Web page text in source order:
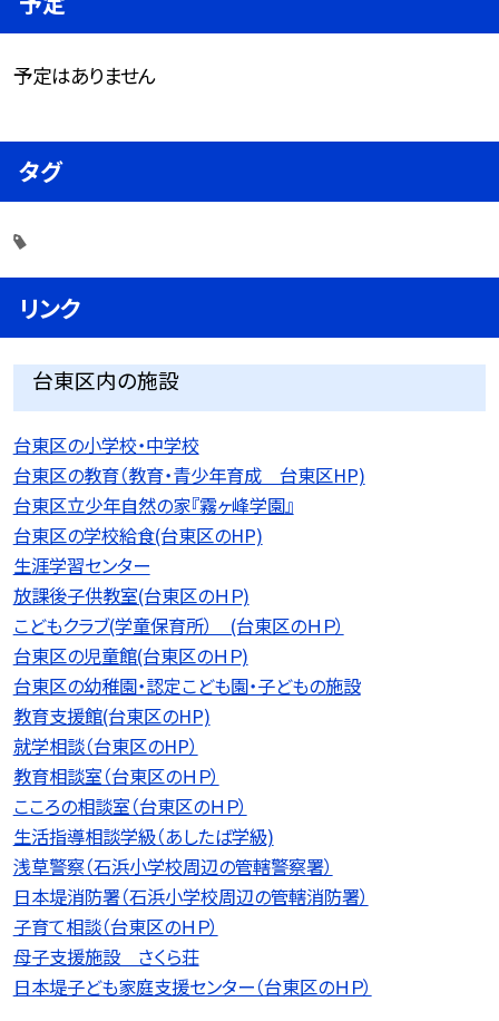
予定はありません
タグ
リンク
台東区内の施設
台東区の小学校・中学校
台東区の教育（教育・青少年育成 台東区HP)
台東区立少年自然の家『霧ヶ峰学園』
台東区の学校給食(台東区のHP)
生涯学習センター
放課後子供教室(台東区のＨＰ)
こどもクラブ(学童保育所） (台東区のＨＰ）
台東区の児童館(台東区のＨＰ)
台東区の幼稚園・認定こども園・子どもの施設
教育支援館(台東区のHP)
就学相談（台東区のHP）
教育相談室（台東区のＨＰ）
こころの相談室（台東区のＨＰ）
生活指導相談学級（あしたば学級)
浅草警察（石浜小学校周辺の管轄警察署）
日本堤消防署（石浜小学校周辺の管轄消防署）
子育て相談（台東区のＨＰ）
母子支援施設 さくら荘
日本堤子ども家庭支援センター（台東区のＨＰ）